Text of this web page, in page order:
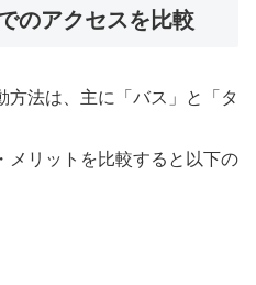
のアクセスを比較
方法は、主に「バス」と「タ
メリットを比較すると以下の